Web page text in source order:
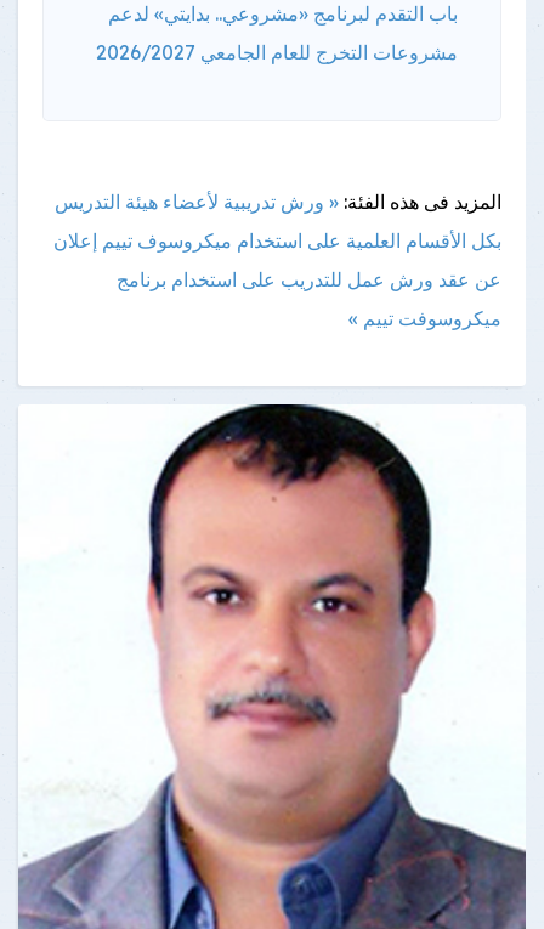
باب التقدم لبرنامج «مشروعي.. بدايتي» لدعم
مشروعات التخرج للعام الجامعي 2026/2027
المزيد فى هذه الفئة: « ورش تدريبية لأعضاء هيئة التدريس
بكل الأقسام العلمية على استخدام ميكروسوف تييم إعلان
عن عقد ورش عمل للتدريب على استخدام برنامج
ميكروسوفت تييم »